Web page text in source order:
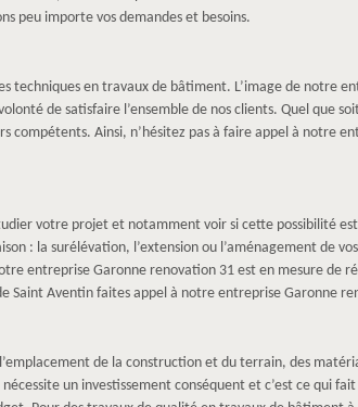
peu importe vos demandes et besoins.
en travaux de bâtiment. L’image de notre
de satisfaire l’ensemble de nos clients. Quel que
compétents. Ainsi, n’hésitez pas à faire appel à notre
votre projet et notamment voir si cette possibilité
: la surélévation, l’extension ou l’aménagement de
entreprise Garonne renovation 31 est en mesure de
Saint Aventin faites appel à notre entreprise Garonne
de la construction et du terrain, des
un investissement conséquent et c’est ce qui fait